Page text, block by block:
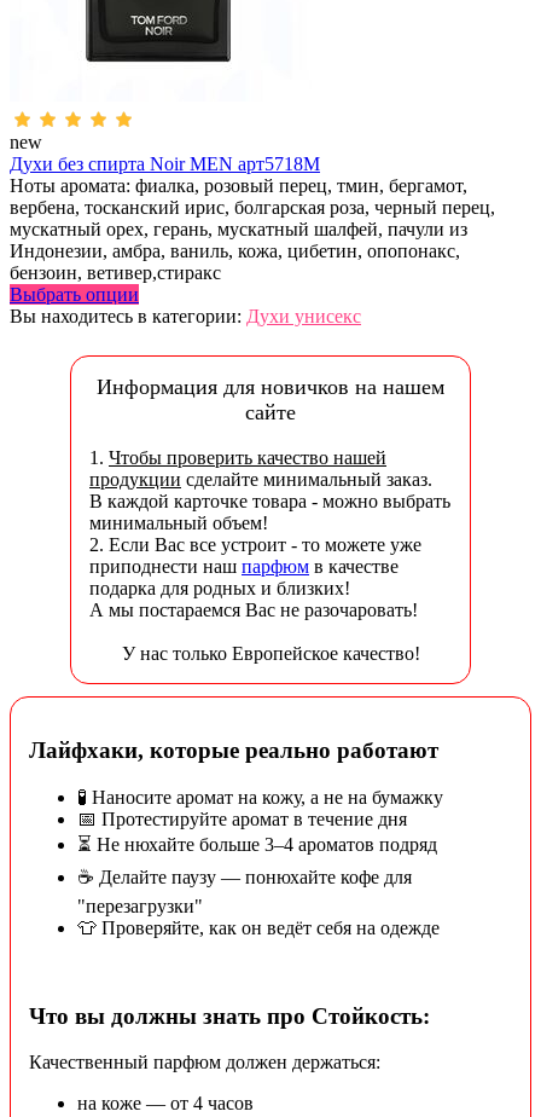
new
Духи без спирта Noir MEN арт5718M
Ноты аромата: фиалка, розовый перец, тмин, бергамот,
вербена, тосканский ирис, болгарская роза, черный перец,
мускатный орех, герань, мускатный шалфей, пачули из
Индонезии, амбра, ваниль, кожа, цибетин, опопонакс,
бензоин, ветивер,стиракс
Выбрать опции
Вы находитесь в категории: Духи унисекс
Информация для новичков на нашем
сайте
1. Чтобы проверить качество нашей
продукции сделайте минимальный заказ.
В каждой карточке товара - можно выбрать
минимальный объем!
2. Если Вас все устроит - то можете уже
приподнести наш парфюм в качестве
подарка для родных и близких!
А мы постараемся Вас не разочаровать!
У нас только Европейское качество!
Лайфхаки, которые реально работают
🧪 Наносите аромат на кожу, а не на бумажку
📅 Протестируйте аромат в течение дня
⏳ Не нюхайте больше 3–4 ароматов подряд
☕ Делайте паузу — понюхайте кофе для
"перезагрузки"
👕 Проверяйте, как он ведёт себя на одежде
Что вы должны знать про Стойкость:
Качественный парфюм должен держаться:
на коже — от 4 часов